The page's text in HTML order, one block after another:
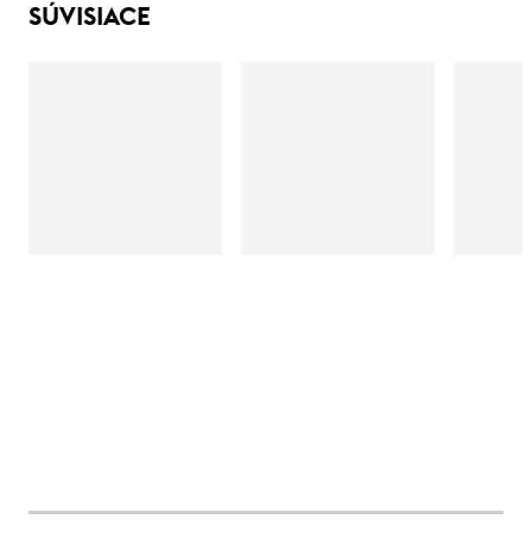
SÚVISIACE